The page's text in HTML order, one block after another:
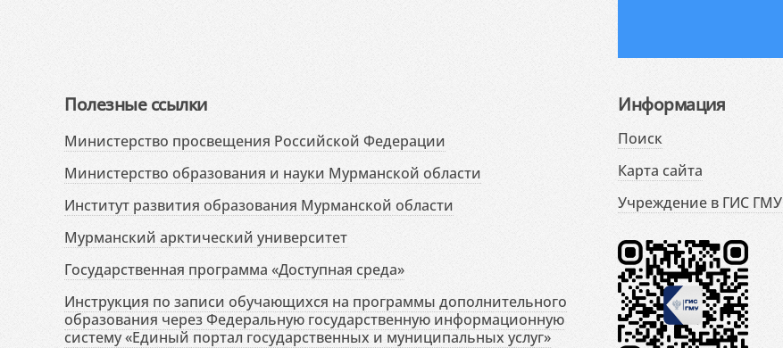
Полезные ссылки
Министерство просвещения Российской Федерации
Министерство образования и науки Мурманской области
Институт развития образования Мурманской области
Мурманский арктический университет
Государственная программа «Доступная среда»
Инструкция по записи обучающихся на программы дополнительного
образования через Федеральную государственную информационную
систему «Единый портал государственных и муниципальных услуг»
Информация
Поиск
Карта сайта
Учреждение в ГИС ГМУ